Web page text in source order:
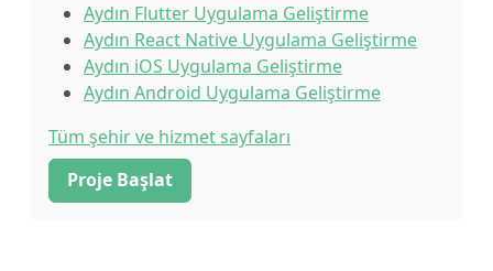
Aydın Flutter Uygulama Geliştirme
Aydın React Native Uygulama Geliştirme
Aydın iOS Uygulama Geliştirme
Aydın Android Uygulama Geliştirme
Tüm şehir ve hizmet sayfaları
Proje Başlat